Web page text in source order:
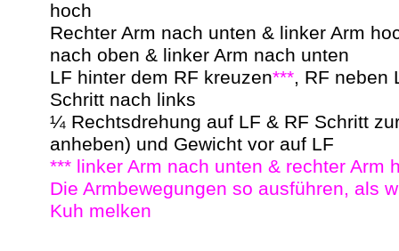
hoch
Rechter Arm nach unten & linker Arm
nach oben & linker Arm nach unten
LF hinter dem RF kreuzen***, RF neben
Schritt nach links
¼ Rechtsdrehung auf LF & RF Schritt
anheben) und Gewicht vor auf LF
*** linker Arm nach unten & rechter Arm
Die Armbewegungen so ausführen, als
Kuh melken